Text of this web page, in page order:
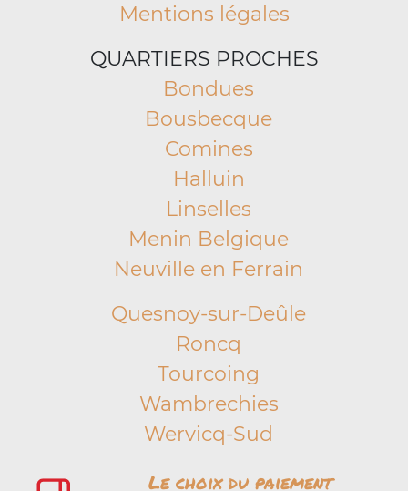
Mentions légales
QUARTIERS PROCHES
Bondues
Bousbecque
Comines
Halluin
Linselles
Menin Belgique
Neuville en Ferrain
Quesnoy-sur-Deûle
Roncq
Tourcoing
Wambrechies
Wervicq-Sud
Le choix du paiement